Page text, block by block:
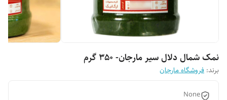
نمک شمال دلال سیر مارجان- 350 گرم
برند: فروشگاه مارجان
None